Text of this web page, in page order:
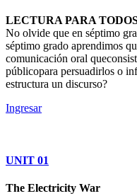
LECTURA PARA
No olvide que en séptimo
séptimo grado aprendimos
comunicación oral
públicopara persuadirlos o
estructura un discurso?
Ingresar
UNIT 01
The Electricity War